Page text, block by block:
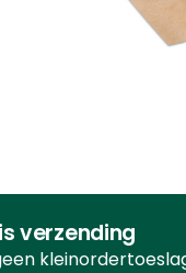
verzending